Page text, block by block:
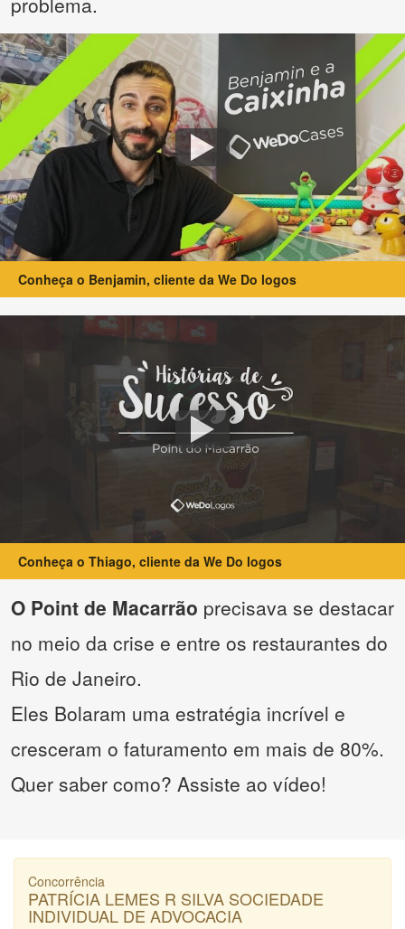
Conheça o Benjamin, cliente da We Do logos
Conheça o Thiago, cliente da We Do logos
O Point de Macarrão precisava se destacar
no meio da crise e entre os restaurantes do
Rio de Janeiro.
Eles Bolaram uma estratégia incrível e
cresceram o faturamento em mais de 80%.
Quer saber como? Assiste ao vídeo!
Concorrência
PATRÍCIA LEMES R SILVA SOCIEDADE
INDIVIDUAL DE ADVOCACIA